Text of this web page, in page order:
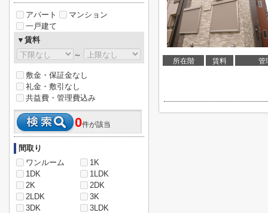
所在階 賃料 管
アパート
マンション
一戸建て
▼賃料
～
敷金・保証金なし
礼金・敷引なし
共益費・管理費込み
0件が該当
間取り
ワンルーム
1K
1DK
1LDK
2K
2DK
2LDK
3K
3DK
3LDK